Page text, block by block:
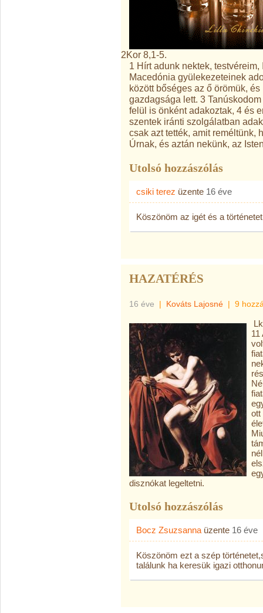
2Kor 8,1-5.
1 Hírt adunk nektek,
Macedónia gyülekezeteinek
között bőséges az ő örömük,
gazdagsága lett. 3
felül is önként adakoztak, 4 és
szentek iránti szolgálatban
csak azt tették, amit reméltünk,
Úrnak, és aztán nekünk, az
Utolsó hozzászólás
csiki terez üzente 16 éve
Köszönöm az igét és a
HAZATÉRÉS
16 éve | Kováts Lajosné | 9
ott
disznókat legeltetni.
Utolsó hozzászólás
Bocz Zsuzsanna üzente 16 éve
Köszönöm ezt a szép
találunk ha keresük igazi